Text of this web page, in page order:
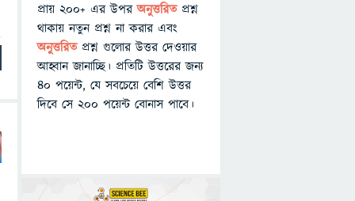
প্রায় ২০০+ এর উপরঅনুত্তরিতপ্রশ্ন
থাকায় নতুন প্রশ্ন না করার এবং
অনুত্তরিত প্রশ্ন গুলোর উত্তর দেওয়ার
আহ্বান জানাচ্ছি। প্রতিটি উত্তরের জন্য
৪০ পয়েন্ট, যে সবচেয়ে বেশি উত্তর
দিবে সে ২০০ পয়েন্ট বোনাস পাবে।